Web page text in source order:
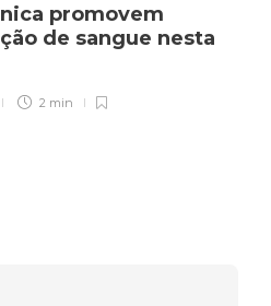
promovem
de sangue nesta
2 min